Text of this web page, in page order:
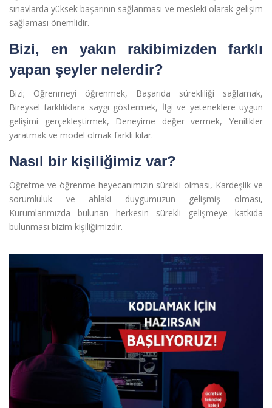
sınavlarda yüksek başarının sağlanması ve mesleki olarak gelişim
sağlaması önemlidir.
Bizi, en yakın rakibimizden farklı
yapan şeyler nelerdir?
Bizi; Öğrenmeyi öğrenmek, Başarıda sürekliliği sağlamak,
Bireysel farklılıklara saygı göstermek, İlgi ve yeteneklere uygun
gelişimi gerçekleştirmek, Deneyime değer vermek, Yenilikler
yaratmak ve model olmak farklı kılar.
Nasıl bir kişiliğimiz var?
Öğretme ve öğrenme heyecanımızın sürekli olması, Kardeşlik ve
sorumluluk ve ahlaki duygumuzun gelişmiş olması,
Kurumlarımızda bulunan herkesin sürekli gelişmeye katkıda
bulunması bizim kişiliğimizdir.